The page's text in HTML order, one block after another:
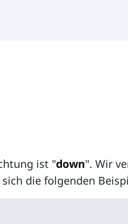
ist "down". Wir
sich die folgenden